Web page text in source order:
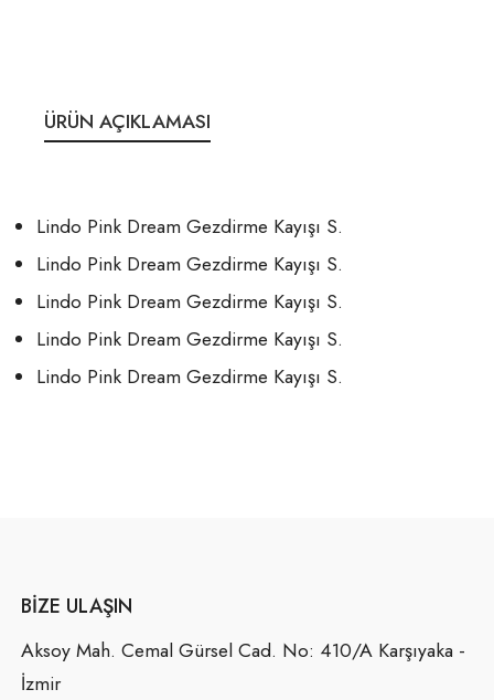
ÜRÜN AÇIKLAMASI
Lindo Pink Dream Gezdirme Kayışı S.
Lindo Pink Dream Gezdirme Kayışı S.
Lindo Pink Dream Gezdirme Kayışı S.
Lindo Pink Dream Gezdirme Kayışı S.
Lindo Pink Dream Gezdirme Kayışı S.
BIZE ULAŞIN
Aksoy Mah. Cemal Gürsel Cad. No: 410/A Karşıyaka -
İzmir